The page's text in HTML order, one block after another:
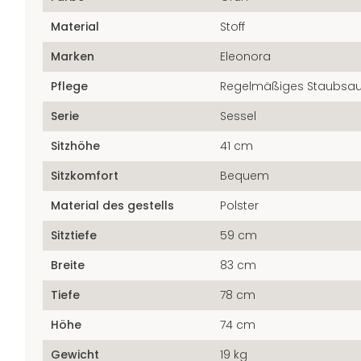
Material
Stoff
Marken
Eleonora
Pflege
Regelmäßiges
Serie
Sessel
Sitzhöhe
41 cm
Sitzkomfort
Bequem
Material des gestells
Polster
Sitztiefe
59 cm
Breite
83 cm
Tiefe
78 cm
Höhe
74 cm
Gewicht
19 kg